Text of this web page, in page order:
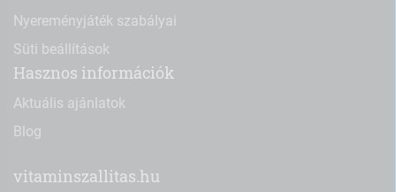
Nyereményjáték szabályai
Süti beállítások
Hasznos információk
Aktuális ajánlatok
Blog
vitaminszallitas.hu